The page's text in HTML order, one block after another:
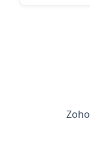
يجب أن تكون المشرف الفائق على Zoho